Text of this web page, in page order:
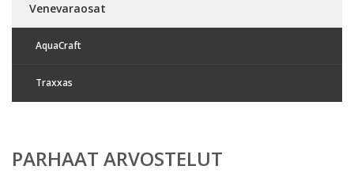
Venevaraosat
AquaCraft
Traxxas
PARHAAT ARVOSTELUT